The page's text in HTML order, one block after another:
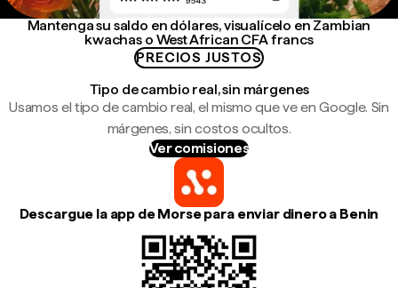
Mantenga su saldo en dólares, visualícelo en Zambian
kwachas o West African CFA francs
PRECIOS JUSTOS
Tipo de cambio real, sin márgenes
Usamos el tipo de cambio real, el mismo que ve en Google. Sin
márgenes, sin costos ocultos.
Ver comisiones
Descargue la app de Morse para enviar dinero a Benin